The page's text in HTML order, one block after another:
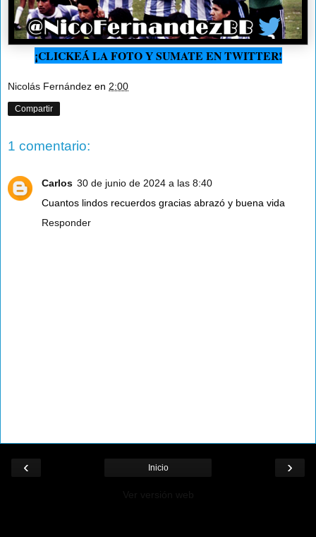
¡CLICKEÁ LA FOTO Y SUMATE EN TWITTER!
Nicolás Fernández en 2:00
Compartir
1 comentario:
Carlos 30 de junio de 2024 a las 8:40
Cuantos lindos recuerdos gracias abrazó y buena vida
Responder
‹ ›
Inicio